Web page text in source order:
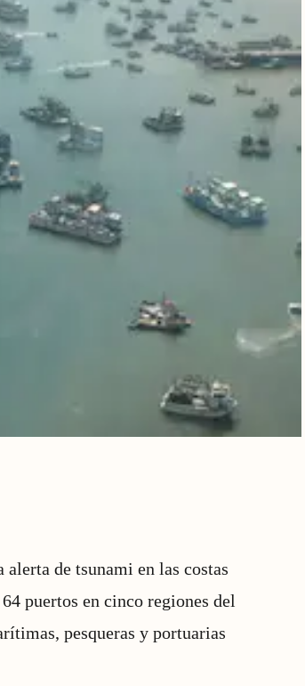
alerta de tsunami en las costas
puertos en cinco regiones del
pesqueras y portuarias